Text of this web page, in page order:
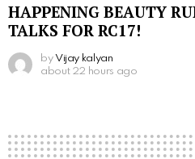
HAPPENING BEAUTY
TALKS FOR RC17!
by Vijay kalyan
about 22 hours ago